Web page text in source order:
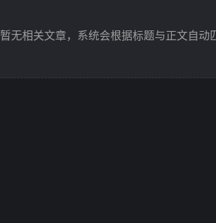
暂无相关文章，系统会根据标题与正文自动